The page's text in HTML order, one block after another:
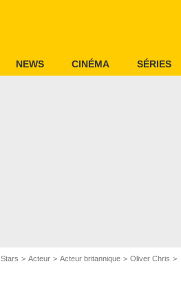
NEWS CINÉMA SÉRIES
Stars Acteur Acteur britannique Oliver Chris